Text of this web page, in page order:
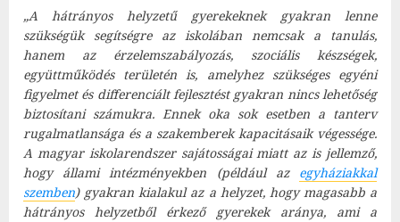
„A hátrányos helyzetű gyerekeknek gyakran lenne
szükségük segítségre az iskolában nemcsak a tanulás,
hanem az érzelemszabályozás, szociális készségek,
együttműködés területén is, amelyhez szükséges egyéni
figyelmet és differenciált fejlesztést gyakran nincs lehetőség
biztosítani számukra. Ennek oka sok esetben a tanterv
rugalmatlansága és a szakemberek kapacitásaik végessége.
A magyar iskolarendszer sajátosságai miatt az is jellemző,
hogy állami intézményekben (például az egyháziakkal
szemben) gyakran kialakul az a helyzet, hogy magasabb a
hátrányos helyzetből érkező gyerekek aránya, ami a